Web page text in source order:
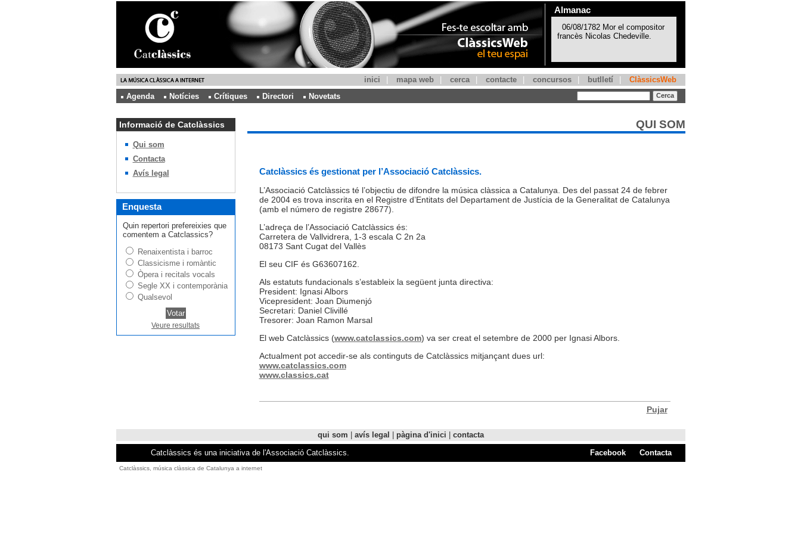
Almanac
inici mapa web cerca contacte concursos butlletí
ClàssicsWeb
Agenda
Notícies Crítiques Directori Novetats
Informació de Catclàssics
Qui som
Contacta
Avís legal
Enquesta
Quin repertori prefereixies que
comentem a Catclassics?
Renaixentista i barroc
Classicisme i romàntic
Òpera i recitals vocals
Segle XX i contemporània
Qualsevol
Veure resultats
QUI SOM
Catclàssics és gestionat per l’Associació Catclàssics.
L’Associació Catclàssics té l’objectiu de difondre la música clàssica a Catalunya. Des del passat 24 de febrer
de 2004 es trova inscrita en el Registre d’Entitats del Departament de Justícia de la Generalitat de Catalunya
(amb el número de registre 28677).
L’adreça de l’Associació Catclàssics és:
Carretera de Vallvidrera, 1-3 escala C 2n 2a
08173 Sant Cugat del Vallès
El seu CIF és G63607162.
Als estatuts fundacionals s’estableix la següent junta directiva:
President: Ignasi Albors
Vicepresident: Joan Diumenjó
Secretari: Daniel Clivillé
Tresorer: Joan Ramon Marsal
El web Catclàssics (www.catclassics.com) va ser creat el setembre de 2000 per Ignasi Albors.
Actualment pot accedir-se als continguts de Catclàssics mitjançant dues url:
www.catclassics.com
www.classics.cat
Pujar
qui som avís legal pàgina d'inici
contacta
Catclàssics és una iniciativa de l'Associació Catclàssics.
Facebook Contacta
Catclàssics, música clàssica de Catalunya a internet